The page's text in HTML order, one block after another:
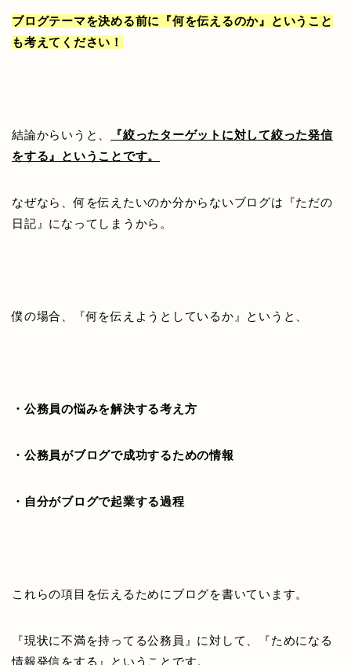
ブログテーマを決める前に『何を伝えるのか』ということ
も考えてください！
結論からいうと、
『絞ったターゲットに対して絞った発信
をする』ということです。
なぜなら、何を伝えたいのか分からないブログは『ただの
日記』になってしまうから。
僕の場合、『何を伝えようとしているか』というと、
・公務員の悩みを解決する考え方
・公務員がブログで成功するための情報
・自分がブログで起業する過程
これらの項目を伝えるためにブログを書いています。
『現状に不満を持ってる公務員』に対して、『ためになる
情報発信をする』ということです。